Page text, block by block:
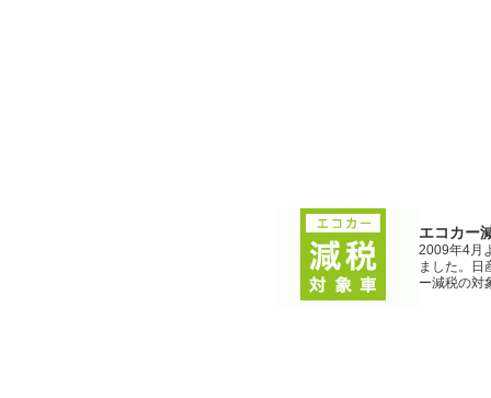
エコカー
2009年4月
ました。日
ー減税の対